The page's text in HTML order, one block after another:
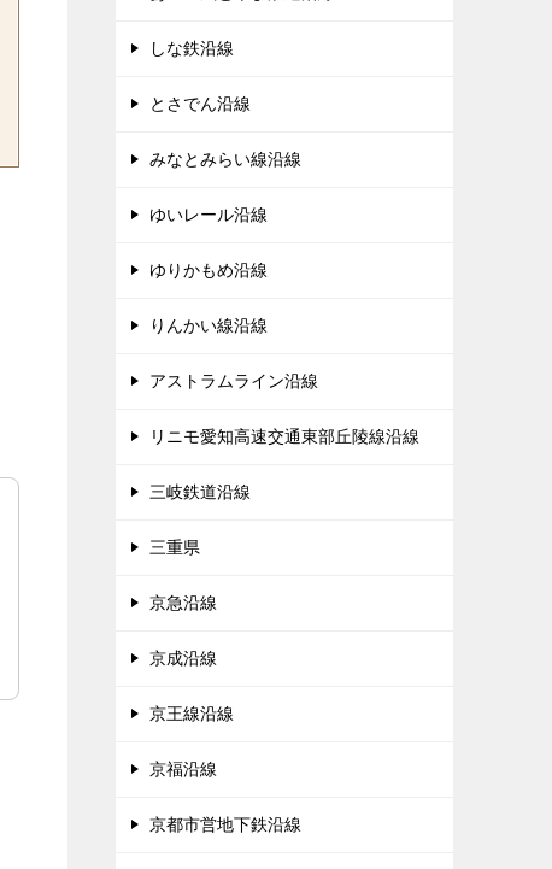
しな鉄沿線
とさでん沿線
みなとみらい線沿線
ゆいレール沿線
ゆりかもめ沿線
りんかい線沿線
アストラムライン沿線
リニモ愛知高速交通東部丘陵線沿線
三岐鉄道沿線
三重県
京急沿線
京成沿線
京王線沿線
京福沿線
京都市営地下鉄沿線